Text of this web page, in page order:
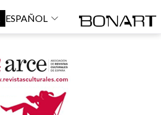
ESPAÑOL